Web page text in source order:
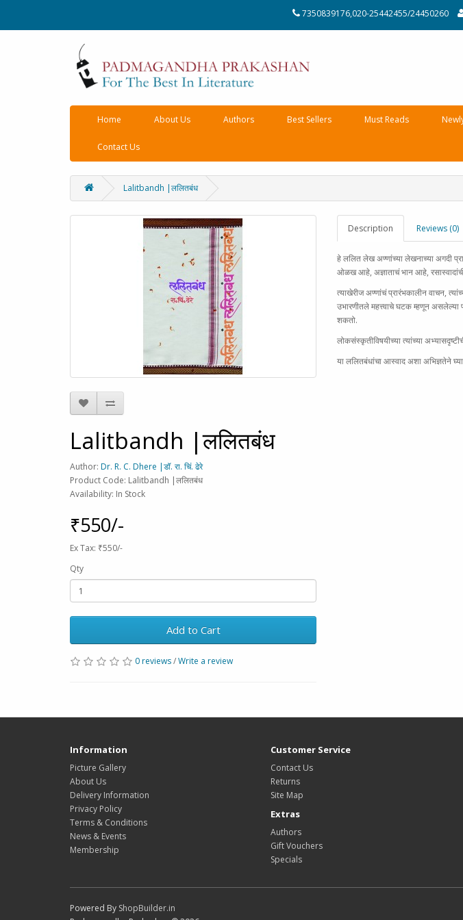
7350839176,020-25442455/24450260
Home About Us Authors Best Sellers Must Reads
Contact Us
Lalitbandh |ललितबंध
Lalitbandh |ललितबंध
Author: Dr. R. C. Dhere |डॉ. रा. चिं. ढेरे
Product Code: Lalitbandh |ललितबंध
Availability: In Stock
₹550/-
Ex Tax: ₹550/-
Qty
Add to Cart
0 reviews/Write a review
Description Reviews (0)
हे ललित लेख अण्णांच्या लेखनाच्या अगदी
ओळख आहे, अज्ञाताचं भान आहे,
त्याखेरीज अण्णांचं प्रारंभकालीन वाचन,
उभारणीतले महत्त्वाचे घटक म्हणून असलेल्या
शकतो.
लोकसंस्कृतीविषयीच्या त्यांच्या
या ललितबंधांचा आस्वाद अशा अभिज्ञतेने
Information
Picture Gallery
About Us
Delivery Information
Privacy Policy
Terms & Conditions
News & Events
Membership
Customer Service
Contact Us
Returns
Site Map
Extras
Authors
Gift Vouchers
Specials
Powered By ShopBuilder.in